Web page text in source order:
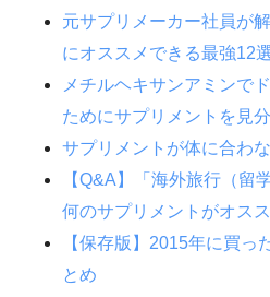
元サプリメーカー社員が
にオススメできる最強12
メチルヘキサンアミンで
ためにサプリメントを見
サプリメントが体に合わ
【Q&A】「海外旅行（留
何のサプリメントがオスス
【保存版】2015年に買っ
とめ